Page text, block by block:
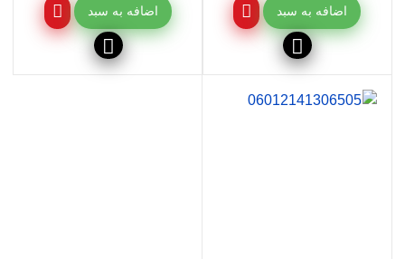
اضافه به سبد اضافه به سبد